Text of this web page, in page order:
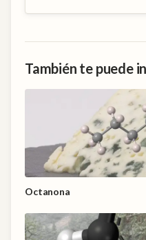
También te puede
Octanona